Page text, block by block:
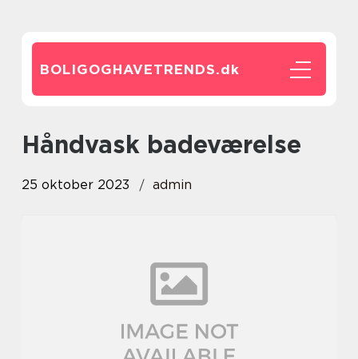
BOLIGOGHAVETRENDS.dk
håndvask badeværelse
25 oktober 2023 admin